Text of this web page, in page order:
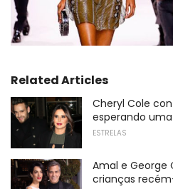
Related Articles
Cheryl Cole
esperando
ESTRELAS
Amal e George
crianças